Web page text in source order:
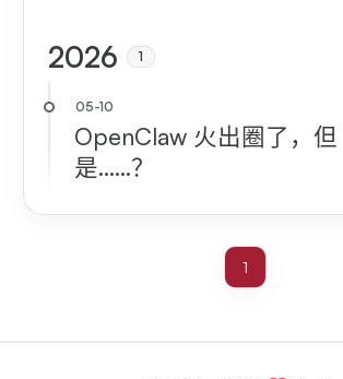
2026 1
OpenClaw 火出圈了，但
是……？
1